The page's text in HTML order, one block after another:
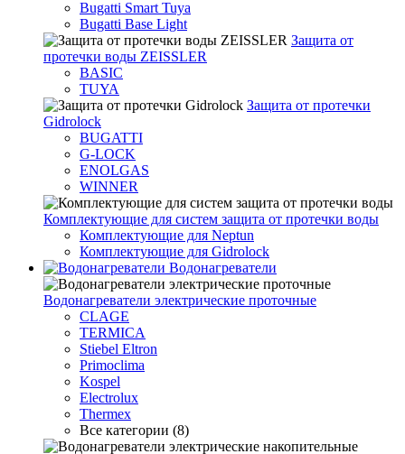
Bugatti Smart Tuya
Bugatti Base Light
Защита от
протечки воды ZEISSLER
BASIC
TUYA
Защита от протечки
Gidrolock
BUGATTI
G-LOCK
ENOLGAS
WINNER
Комплектующие для систем защита от протечки воды
Комплектующие для Neptun
Комплектующие для Gidrolock
Водонагреватели
Водонагреватeли электрические проточные
CLAGE
TERMICA
Stiebel Eltron
Primoclima
Kospel
Electrolux
Thermex
Все категории (8)